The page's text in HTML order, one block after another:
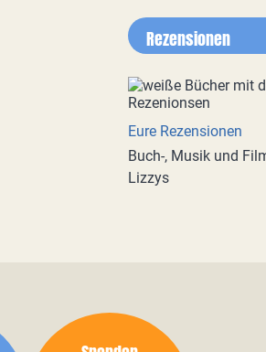
Rezensionen
Eure Rezensionen
Buch-, Musik und
Lizzys